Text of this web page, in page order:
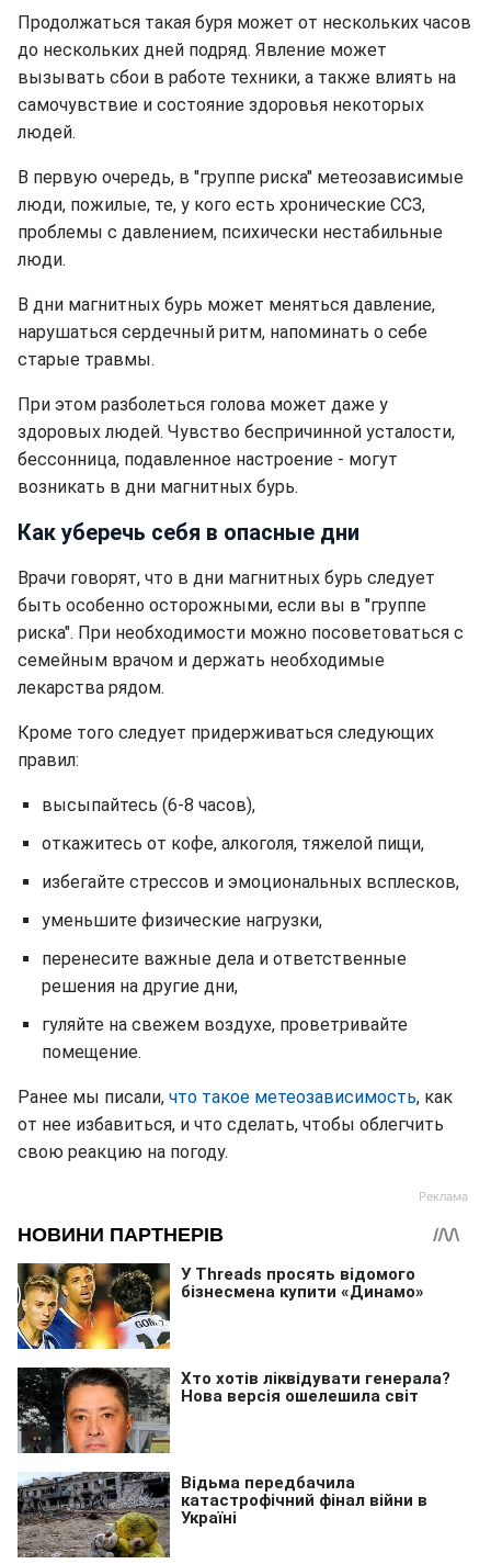
Продолжаться такая буря может от нескольких часов
до нескольких дней подряд. Явление может
вызывать сбои в работе техники, а также влиять на
самочувствие и состояние здоровья некоторых
людей.
В первую очередь, в "группе риска" метеозависимые
люди, пожилые, те, у кого есть хронические ССЗ,
проблемы с давлением, психически нестабильные
люди.
В дни магнитных бурь может меняться давление,
нарушаться сердечный ритм, напоминать о себе
старые травмы.
При этом разболеться голова может даже у
здоровых людей. Чувство беспричинной усталости,
бессонница, подавленное настроение - могут
возникать в дни магнитных бурь.
Как уберечь себя в опасные дни
Врачи говорят, что в дни магнитных бурь следует
быть особенно осторожными, если вы в "группе
риска". При необходимости можно посоветоваться с
семейным врачом и держать необходимые
лекарства рядом.
Кроме того следует придерживаться следующих
правил:
высыпайтесь (6-8 часов),
откажитесь от кофе, алкоголя, тяжелой пищи,
избегайте стрессов и эмоциональных всплесков,
уменьшите физические нагрузки,
перенесите важные дела и ответственные
решения на другие дни,
гуляйте на свежем воздухе, проветривайте
помещение.
Ранее мы писали, что такое метеозависимость, как
от нее избавиться, и что сделать, чтобы облегчить
свою реакцию на погоду.